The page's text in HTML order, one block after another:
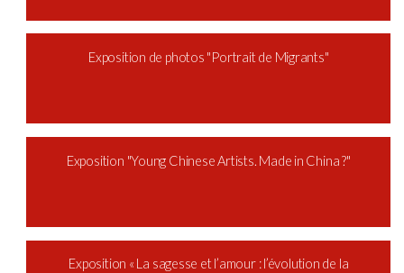
Exposition de photos "Portrait de Migrants"
Exposition "Young Chinese Artists. Made in China ?"
Exposition « La sagesse et l’amour : l’évolution de la